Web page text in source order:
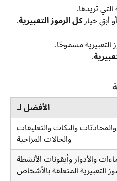
تريدها.
أبقِ خياركل الرموز التعبيرية.
التعبيرية مسموحًا.
.
الأفضل لـ
والنكات والتعليقات
والحالات المزاجية
والأدوار وأيقونات الأنشطة
التعبيرية المتعلقة بالأشخاص